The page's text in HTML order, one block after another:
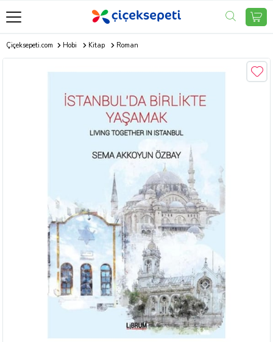
Çiçeksepeti.com Hobi Kitap Roman